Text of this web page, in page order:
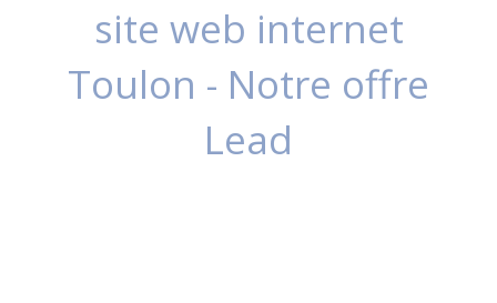
site web internet
Toulon - Notre offre
Lead